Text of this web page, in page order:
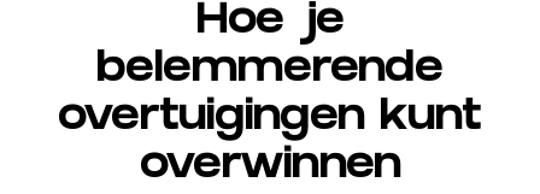
Hoe je
belemmerende
overtuigingen kunt
overwinnen